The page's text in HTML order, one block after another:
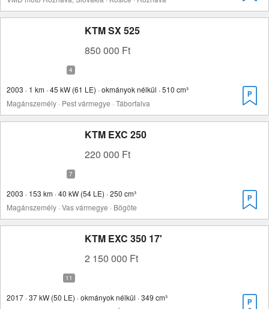
KTM SX 525
850 000 Ft
2003 · 1 km · 45 kW (61 LE) · okmányok nélkül · 510 cm³
Magánszemély · Pest vármegye · Táborfalva
KTM EXC 250
220 000 Ft
2003 · 153 km · 40 kW (54 LE) · 250 cm³
Magánszemély · Vas vármegye · Bögöte
KTM EXC 350 17'
2 150 000 Ft
2017 · 37 kW (50 LE) · okmányok nélkül · 349 cm³